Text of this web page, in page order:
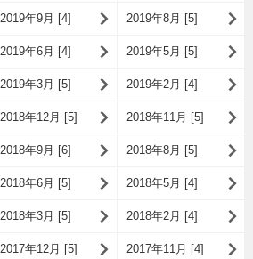
2019年9月 [4] 2019年8月 [5]
2019年6月 [4] 2019年5月 [5]
2019年3月 [5] 2019年2月 [4]
2018年12月 [5] 2018年11月 [5]
2018年9月 [6] 2018年8月 [5]
2018年6月 [5] 2018年5月 [4]
2018年3月 [5] 2018年2月 [4]
2017年12月 [5] 2017年11月 [4]